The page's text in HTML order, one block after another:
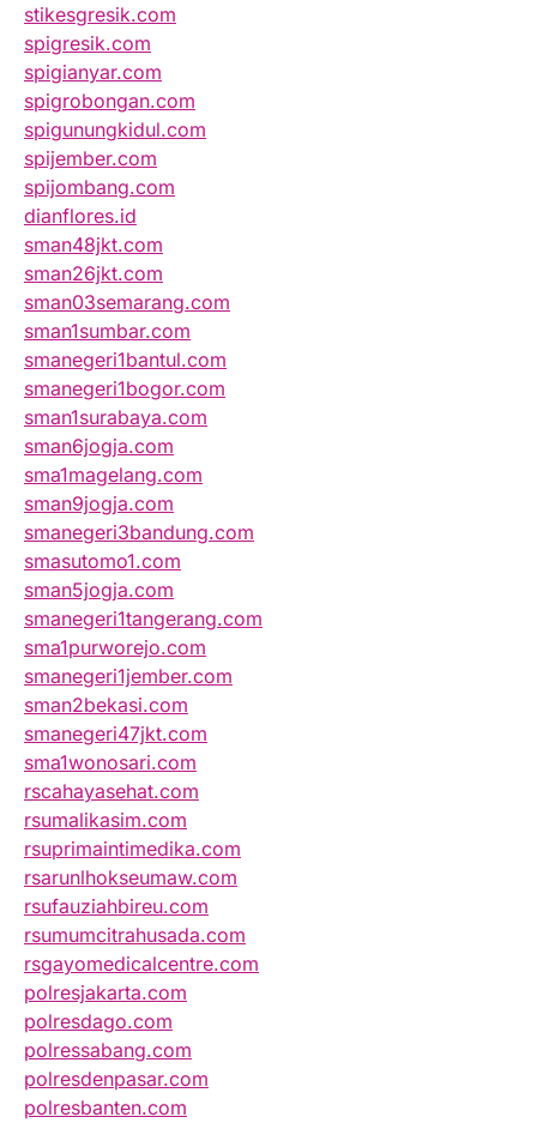
stikesgresik.com
spigresik.com
spigianyar.com
spigrobongan.com
spigunungkidul.com
spijember.com
spijombang.com
dianflores.id
sman48jkt.com
sman26jkt.com
sman03semarang.com
sman1sumbar.com
smanegeri1bantul.com
smanegeri1bogor.com
sman1surabaya.com
sman6jogja.com
sma1magelang.com
sman9jogja.com
smanegeri3bandung.com
smasutomo1.com
sman5jogja.com
smanegeri1tangerang.com
sma1purworejo.com
smanegeri1jember.com
sman2bekasi.com
smanegeri47jkt.com
sma1wonosari.com
rscahayasehat.com
rsumalikasim.com
rsuprimaintimedika.com
rsarunlhokseumaw.com
rsufauziahbireu.com
rsumumcitrahusada.com
rsgayomedicalcentre.com
polresjakarta.com
polresdago.com
polressabang.com
polresdenpasar.com
polresbanten.com